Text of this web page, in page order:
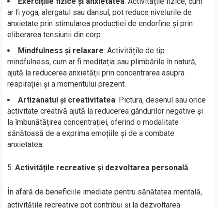
ar fi yoga, alergatul sau dansul, pot reduce nivelurile de
anxietate prin stimularea producției de endorfine și prin
eliberarea tensiunii din corp.
Mindfulness și relaxare: Activitățile de tip
mindfulness, cum ar fi meditația sau plimbările în natură,
ajută la reducerea anxietății prin concentrarea asupra
respirației și a momentului prezent.
Artizanatul și creativitatea: Pictura, desenul sau orice
activitate creativă ajută la reducerea gândurilor negative și
la îmbunătățirea concentrației, oferind o modalitate
sănătoasă de a exprima emoțiile și de a combate
anxietatea.
Activitățile recreative și dezvoltarea personală
În afară de beneficiile imediate pentru sănătatea mentală,
activitățile recreative pot contribui și la dezvoltarea